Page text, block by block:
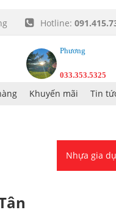
Hotline:
Phương
033.353.5325
Khuyến mãi Tin
Nhựa gia